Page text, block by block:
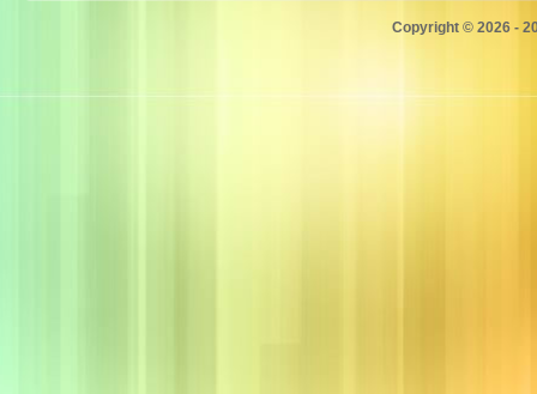
Copyright © 2026 -